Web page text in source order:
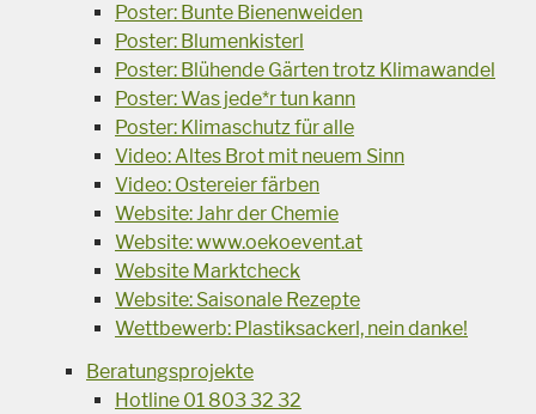
Poster: Bunte Bienenweiden
Poster: Blumenkisterl
Poster: Blühende Gärten trotz Klimawandel
Poster: Was jede*r tun kann
Poster: Klimaschutz für alle
Video: Altes Brot mit neuem Sinn
Video: Ostereier färben
Website: Jahr der Chemie
Website: www.oekoevent.at
Website Marktcheck
Website: Saisonale Rezepte
Wettbewerb: Plastiksackerl, nein danke!
Beratungsprojekte
Hotline 01 803 32 32